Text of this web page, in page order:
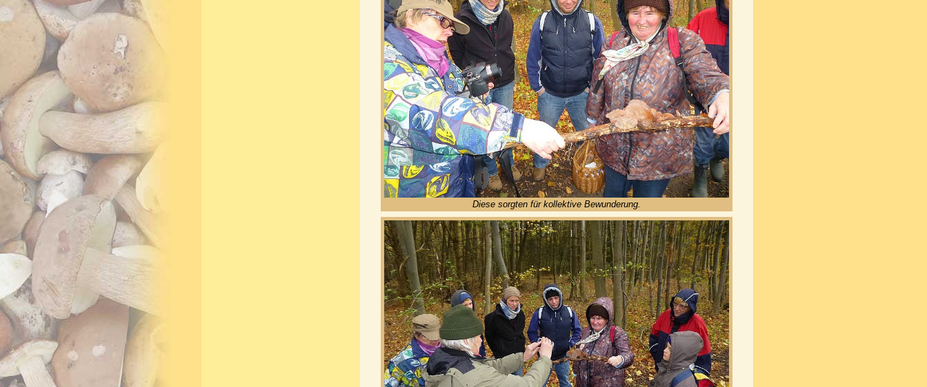
Diese sorgten für kollektive Bewunderung.